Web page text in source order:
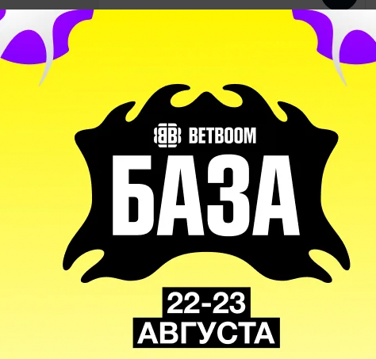
21%
Артем «Lorenof»
Мельник
Level